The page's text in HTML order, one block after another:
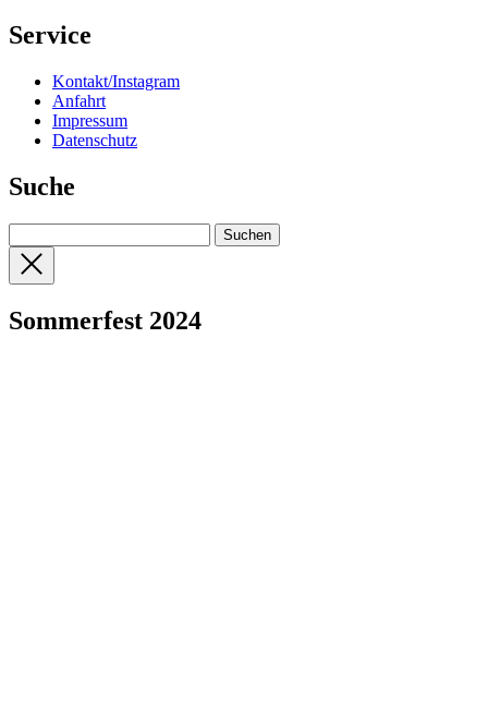
Service
Kontakt/Instagram
Anfahrt
Impressum
Datenschutz
Suche
Sommerfest 2024